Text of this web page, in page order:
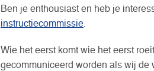
Ben je enthousiast en heb je
instructiecommissie.
Wie het eerst komt wie het eerst
gecommuniceerd worden als wij de